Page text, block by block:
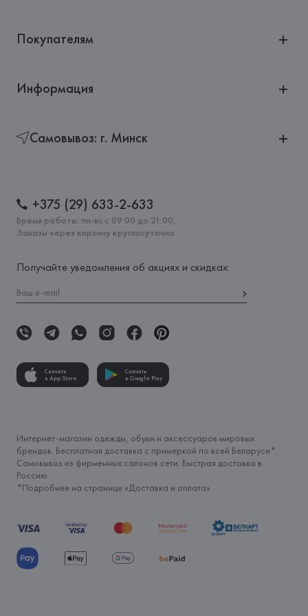
Покупателям
Информация
Самовывоз: г. Минск
+375 (29) 633-2-633
Время работы: пн-вс с 09:00 до 21:00,
Заказы через корзину круглосуточно
Получайте уведомления об акциях и скидках:
Скачать
в App Store
Скачать
в Google Play
Интернет-магазин одежды, обуви и аксессуаров мировых
брендов. Бесплатная доставка с примеркой по всей Беларуси*.
Самовывоз из фирменных салонов сети. Быстрая доставка в
Россию.
*Подробнее на странице «Доставка и оплата»